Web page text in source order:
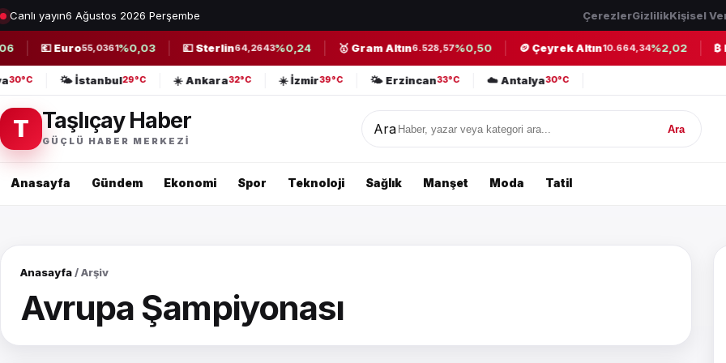
Canlı yayın6 Ağustos 2026 Perşembe ÇerezlerGizlilikKişisel
💶 Euro55,0361%0,03 💷 Sterlin64,2643%0,24 🥇 Gram Altın6.528,57%0,50 🪙 Çeyrek Altın10.664,34%2,02 ₿
30°C 🌤️ İstanbul29°C ☀️ Ankara32°C ☀️ İzmir39°C 🌤️ Erzincan33°C ☁️ Antalya30°C
T Taşlıçay Haber
GÜÇLÜ HABER MERKEZI
Ara Ara
Anasayfa Gündem Ekonomi Spor Teknoloji Sağlık Manşet Moda Tatil
Anasayfa/ Arşiv
Avrupa Şampiyonası